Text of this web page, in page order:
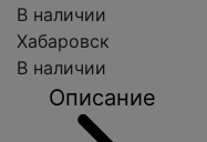
В наличии
Хабаровск
В наличии
Описание